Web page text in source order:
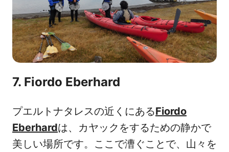
7. Fiordo Eberhard
プエルトナタレスの近くにあるFiordo
Eberhardは、カヤックをするための静かで
美しい場所です。ここで漕ぐことで、山々を